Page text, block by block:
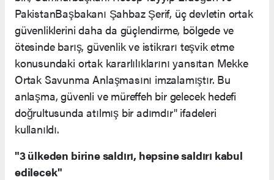
PakistanBaşbakanı Şahbaz Şerif, üç devletin ortak
güvenliklerini daha da güçlendirme, bölgede ve
ötesinde barış, güvenlik ve istikrarı teşvik etme
konusundaki ortak kararlılıklarını yansıtan Mekke
Ortak Savunma Anlaşmasını imzalamıştır. Bu
anlaşma, güvenli ve müreffeh bir gelecek hedefi
doğrultusunda atılmış bir adımdır" ifadeleri
kullanıldı.
"3 ülkeden birine saldırı, hepsine saldırı kabul
edilecek"